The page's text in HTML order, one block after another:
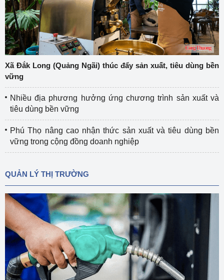
Xã Đắk Long (Quảng Ngãi) thúc đẩy sản xuất, tiêu dùng bền
vững
Nhiều địa phương hưởng ứng chương trình sản xuất và
tiêu dùng bền vững
Phú Thọ nâng cao nhận thức sản xuất và tiêu dùng bền
vững trong cộng đồng doanh nghiệp
QUẢN LÝ THỊ TRƯỜNG